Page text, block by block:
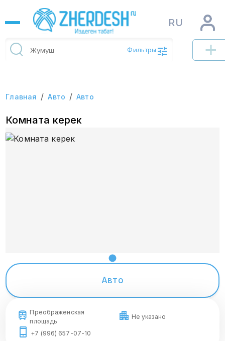
RU
Фильтры
Главная / Авто / Авто
Комната керек
Авто
Преображенская
площадь
Не указано
+7 (996) 657-07-10